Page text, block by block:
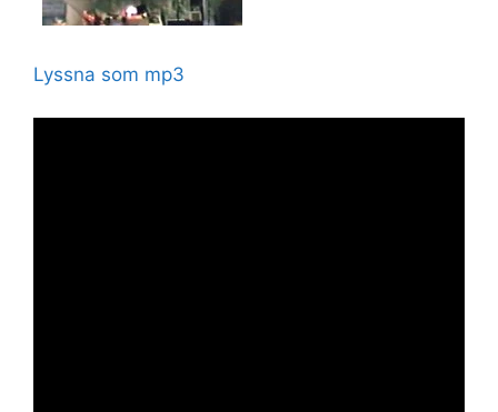
Lyssna som mp3